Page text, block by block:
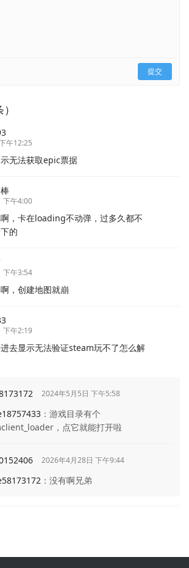
提交
午12:25
无法获取epic票据
下午4:00
，卡在loading不动弹，过多久都不
的
下午3:54
，创建地图就崩
下午2:19
去显示无法验证steam玩不了怎么解
2024年5月5日 下午5:58
： 游戏目录有个
，点它就能打开啦
2026年4月28日 下午9:44
： 没有啊兄弟